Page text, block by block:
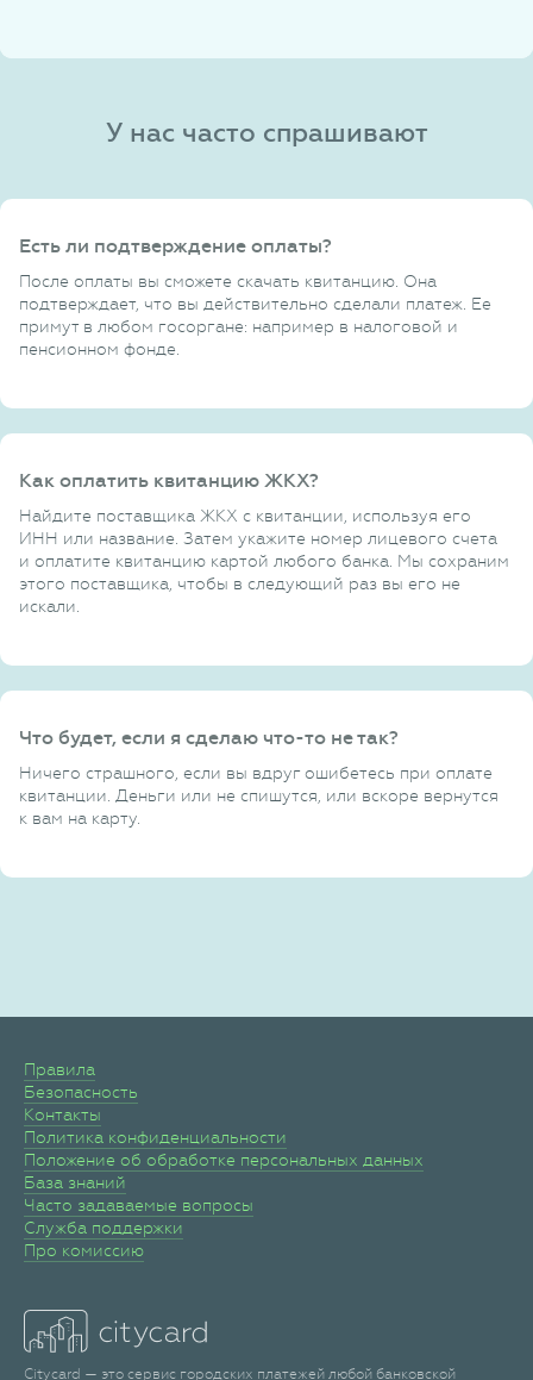
У нас часто спрашивают
Есть ли подтверждение оплаты?
После оплаты вы сможете скачать квитанцию. Она
подтверждает, что вы действительно сделали платеж. Ее
примут в любом госоргане: например в налоговой и
пенсионном фонде.
Как оплатить квитанцию ЖКХ?
Найдите поставщика ЖКХ с квитанции, используя его
ИНН или название. Затем укажите номер лицевого счета
и оплатите квитанцию картой любого банка. Мы сохраним
этого поставщика, чтобы в следующий раз вы его не
искали.
Что будет, если я сделаю что-то не так?
Ничего страшного, если вы вдруг ошибетесь при оплате
квитанции. Деньги или не спишутся, или вскоре вернутся
к вам на карту.
Правила
Безопасность
Контакты
Политика конфиденциальности
Положение об обработке персональных данных
База знаний
Часто задаваемые вопросы
Служба поддержки
Про комиссию
Citycard — это сервис городских платежей любой банковской